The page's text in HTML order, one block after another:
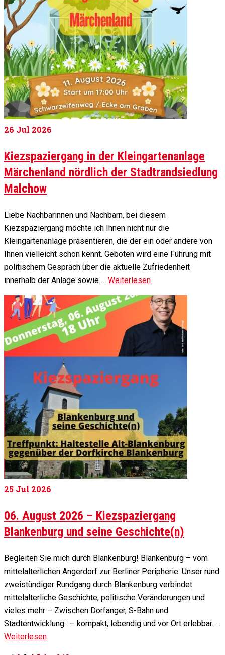
26 Jul 2026
Kiezspaziergang in der Kleingartenanlage
Märchenland nördlich der Stadtrandsiedlung
Malchow
Liebe Nachbarinnen und Nachbarn, bei diesem
Kiezspaziergang möchte ich Ihnen nicht nur die
Kleingartenanlage präsentieren, die der ein oder andere von
Ihnen vielleicht schon kennt. Geboten wird eine Führung mit
politischem Gespräch über die aktuelle Zufriedenheit
innerhalb der Anlage sowie … Weiterlesen
25 Jul 2026
06. August 2026 – Kiezspaziergang
Blankenburg und seine Geschichte(n)
Begleiten Sie mich durch Blankenburg! Blankenburg – vom
mittelalterlichen Angerdorf zur Berliner Peripherie: Unser rund
zweistündiger Rundgang durch Blankenburg verbindet
mittelalterliche Geschichte, politische Veränderungen und
vieles mehr – Zwischen Dorfanger, S-Bahn und
Stadtentwicklung: – kompakt, lebendig und vor Ort erlebbar. …
Weiterlesen